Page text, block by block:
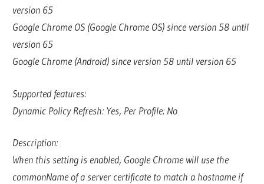
version 65
Google Chrome OS (Google Chrome OS) since version 58 until
version 65
Google Chrome (Android) since version 58 until version 65
Supported features:
Dynamic Policy Refresh: Yes, Per Profile: No
Description:
When this setting is enabled, Google Chrome will use the
commonName of a server certificate to match a hostname if